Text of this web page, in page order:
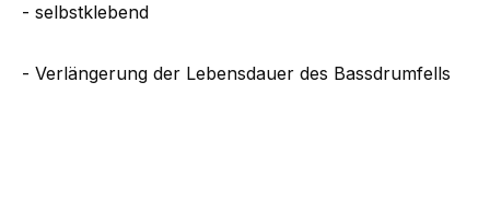
- selbstklebend
- Verlängerung der Lebensdauer des Bassdrumfells